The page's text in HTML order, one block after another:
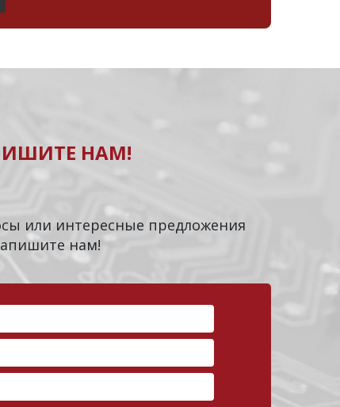
НАМ!
или интересные предложения
нам!